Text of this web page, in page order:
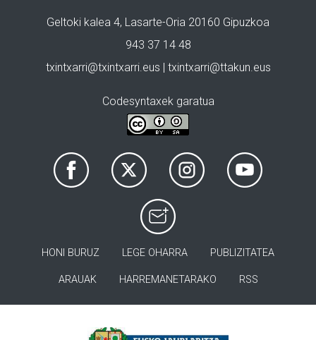
Geltoki kalea 4, Lasarte-Oria 20160 Gipuzkoa
943 37 14 48
txintxarri@txintxarri.eus | txintxarri@ttakun.eus
Codesyntaxek garatua
HONI BURUZ LEGE OHARRA PUBLIZITATEA
ARAUAK HARREMANETARAKO RSS